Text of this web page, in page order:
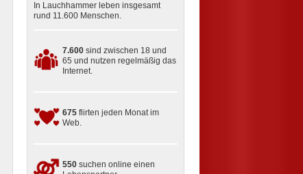
In Lauchhammer leben insgesamt
rund 11.600 Menschen.
7.600 sind zwischen 18 und
65 und nutzen regelmäßig das
Internet.
675 flirten jeden Monat im
Web.
550 suchen online einen